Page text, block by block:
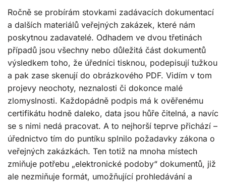
Ročně se probírám stovkami zadávacích dokumentací
a dalších materiálů veřejných zakázek, které nám
poskytnou zadavatelé. Odhadem ve dvou třetinách
případů jsou všechny nebo důležitá část dokumentů
výsledkem toho, že úředníci tisknou, podepisují tužkou
a pak zase skenují do obrázkového PDF. Vidím v tom
projevy neochoty, neznalosti či dokonce malé
zlomyslnosti. Každopádně podpis má k ověřenému
certifikátu hodně daleko, data jsou hůře čitelná, a navíc
se s nimi nedá pracovat. A to nejhorší teprve přichází –
úřednictvo tím do puntíku splnilo požadavky zákona o
veřejných zakázkách. Ten totiž na mnoha místech
zmiňuje potřebu „elektronické podoby“ dokumentů, již
ale nezmiňuje formát, umožňující prohledávání a